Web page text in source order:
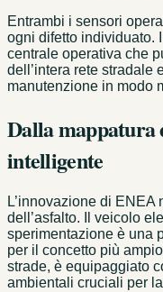
Entrambi i sensori
ogni difetto individuato.
centrale operativa che
dell’intera rete stradale
manutenzione in modo
Dalla mappatura
intelligente
L’innovazione di
dell’asfalto. Il veicolo
sperimentazione è una
per il concetto più
strade, è equipaggiato
ambientali cruciali per